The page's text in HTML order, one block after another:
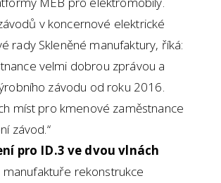
v koncernové elektrické
rady Skleněné manufaktury, říká:
velmi dobrou zprávou a
závodu od roku 2016.
míst pro kmenové zaměstnance
závod.“
pro ID.3 ve dvou vlnách
rekonstrukce